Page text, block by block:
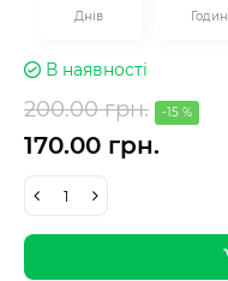
Днів Годин
В наявності
200.00 грн. -15 %
170.00 грн.